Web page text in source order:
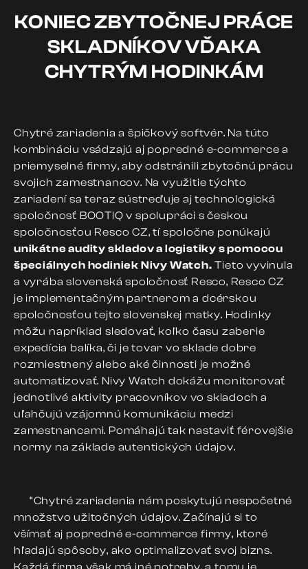
KONIEC ZBYTOČNEJ PRÁCE
SKLADNÍKOV VĎAKA
CHYTRÝM HODINKÁM
Chytré zariadenia a špičkový softvér. Na túto
kombináciu vsádzajú aj popredné e-commerce a
priemyselné firmy, aby odstránili zbytočnú prácu
svojich zamestnancov. Na využitie týchto
zariadení sa teraz sústreďuje aj technologická
spoločnosť BOOTIQ v spolupráci s českou
spoločnosťou Resco CZ, tí spoločne ponúkajú
unikátne audity skladov a logistiky s pomocou
špeciálnych hodiniek Nivy Watch. Tieto vyvinula
a vyrába slovenská spoločnosť Resco, Resco CZ
je implementačným partnerom a dcérskou
spoločnosťou tejto slovenskej matky. Hodinky
môžu napríklad sledovať, koľko času zaberie
expedícia balíka, či je tovar vo sklade dobre
rozmiestnený alebo aké činnosti je možné
automatizovať. Nivy Watch dokážu monitorovať
jednotlivé aktivity pracovníkov vo skladoch a
uľahčujú vzájomnú komunikáciu medzi
zamestnancami. Pomáhajú tak nastaviť férovejšie
normy na základe autentických údajov.
“Chytré zariadenia nám poskytujú nespočetné
množstvo užitočných údajov. Začínajú si to
všímať aj popredné e-commerce firmy, ktoré
hľadajú spôsoby, ako optimalizovať svoj bizns.